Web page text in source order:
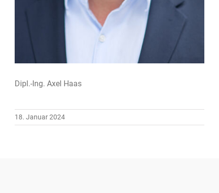
Dipl.-Ing. Axel Haas
18. Januar 2024